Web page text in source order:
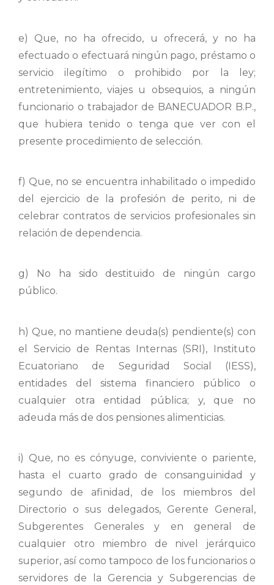
e) Que, no ha ofrecido, u ofrecerá, y no ha
efectuado o efectuará ningún pago, préstamo o
servicio ilegítimo o prohibido por la ley;
entretenimiento, viajes u obsequios, a ningún
funcionario o trabajador de BANECUADOR B.P.,
que hubiera tenido o tenga que ver con el
presente procedimiento de selección.
f) Que, no se encuentra inhabilitado o impedido
del ejercicio de la profesión de perito, ni de
celebrar contratos de servicios profesionales sin
relación de dependencia.
g) No ha sido destituido de ningún cargo
público.
h) Que, no mantiene deuda(s) pendiente(s) con
el Servicio de Rentas Internas (SRI), Instituto
Ecuatoriano de Seguridad Social (IESS),
entidades del sistema financiero público o
cualquier otra entidad pública; y, que no
adeuda más de dos pensiones alimenticias.
i) Que, no es cónyuge, conviviente o pariente,
hasta el cuarto grado de consanguinidad y
segundo de afinidad, de los miembros del
Directorio o sus delegados, Gerente General,
Subgerentes Generales y en general de
cualquier otro miembro de nivel jerárquico
superior, así como tampoco de los funcionarios o
servidores de la Gerencia y Subgerencias de